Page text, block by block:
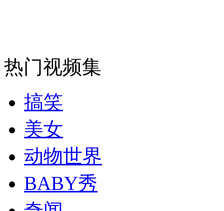
走！跟着总书记去植树
消防员救轻生者 花炮节热闹非凡
纽约上演“枕头大战”
热门视频集
搞笑
美女
动物世界
BABY秀